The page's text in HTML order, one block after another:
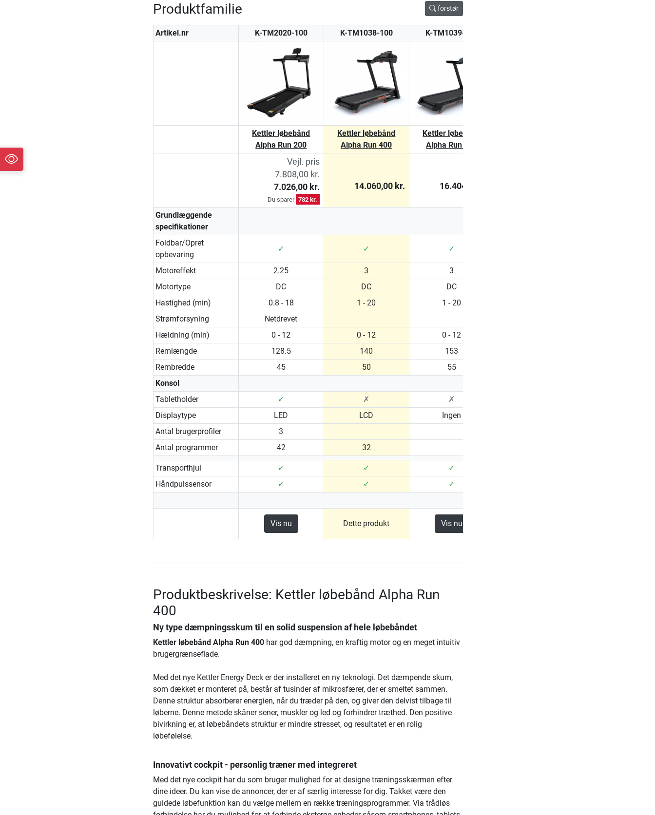
Produktfamilie forstør
Artikel.nr K-TM2020-100 K-TM1038-100 K-TM1039-100
Kettler løbebånd
Alpha Run 200
Kettler løbebånd
Alpha Run 400
Kettler løbebånd
Alpha Run 600
Vejl. pris
7.808,00 kr.
7.026,00 kr.
Du sparer 782 kr.
14.060,00 kr. 16.404,00 kr.
Grundlæggende
specifikationer
Foldbar/Opret
opbevaring
✓ ✓ ✓
Motoreffekt 2.25 3 3
Motortype
DC DC DC
Hastighed (min)
0.8 - 18 1 - 20 1 - 20
Strømforsyning
Netdrevet
Hældning (min)
0 - 12 0 - 12 0 - 12
Remlængde
128.5 140 153
Rembredde
45 50 55
Konsol
Tabletholder
✓ ✗ ✗
Displaytype
LED LCD Ingen
Antal brugerprofiler
3
Antal programmer
42 32
Transporthjul ✓ ✓ ✓
Håndpulssensor
✓ ✓ ✓
Vis nu Dette produkt Vis nu
Produktbeskrivelse: Kettler løbebånd Alpha Run
400
Ny type dæmpningsskum til en solid suspension af hele løbebåndet
Kettler løbebånd Alpha Run 400har god dæmpning, en kraftig motor og en meget intuitiv
brugergrænseflade.
Med det nye Kettler Energy Deck er der installeret en ny teknologi. Det dæmpende skum,
som dækket er monteret på, består af tusinder af mikrosfærer, der er smeltet sammen.
Denne struktur absorberer energien, når du træder på den, og giver den delvist tilbage til
løberne. Denne metode skåner sener, muskler og led og forhindrer træthed. Den positive
bivirkning er, at løbebåndets struktur er mindre stresset, og resultatet er en rolig
løbefølelse.
Innovativt cockpit - personlig træner med integreret
Med det nye cockpit har du som bruger mulighed for at designe træningsskærmen efter
dine ideer. Du kan vise de annoncer, der er af særlig interesse for dig. Takket være den
guidede løbefunktion kan du vælge mellem en række træningsprogrammer. Via trådløs